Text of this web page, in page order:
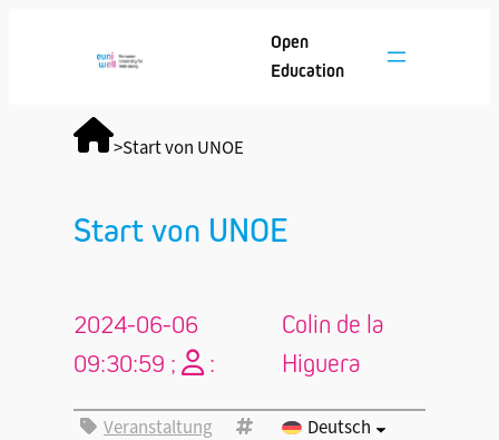
Open
Education
>Start von UNOE
Start von UNOE
2024-06-06
09:30:59 ;
:
Colin de la
Higuera
Veranstaltung Deutsch